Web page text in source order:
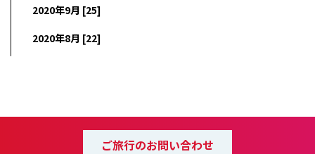
2020年9月 [25]
2020年8月 [22]
ご旅行のお問い合わせ